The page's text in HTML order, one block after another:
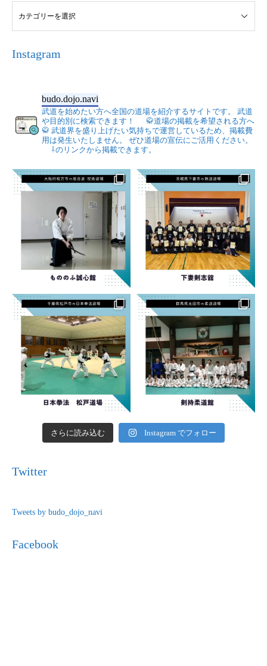
Instagram
budo.dojo.navi
武道を始めたい方へ全国の道場を紹介するサイトです。
武道
や目的別に検索できます！
🥋道場の掲載を希望される方へ
🥋 武道界を盛り上げたい気持ちで運営しているため、掲載費
用は発生いたしません。
ぜひ道場の宣伝にご活用ください。
⇩のリンクから掲載できます。
さらに読み込む Instagram でフォロー
Twitter
Tweets by budo_dojo_navi
Facebook